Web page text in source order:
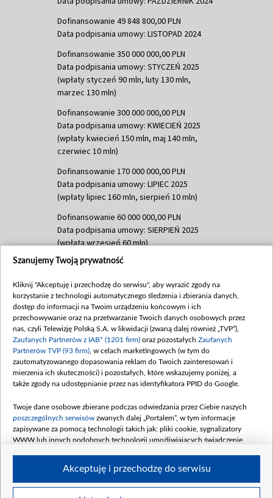
Dofinansowanie 49 848 800,00 PLN
Data podpisania umowy: LISTOPAD 2024
Dofinansowanie 350 000 000,00 PLN
Data podpisania umowy: STYCZEŃ 2025
(wpłaty styczeń 90 mln, luty 130 mln,
marzec 130 mln)
Dofinansowanie 300 000 000,00 PLN
Data podpisania umowy: KWIECIEŃ 2025
(wpłaty kwiecień 150 mln, maj 140 mln,
czerwiec 10 mln)
Dofinansowanie 170 000 000,00 PLN
Data podpisania umowy: LIPIEC 2025
(wpłaty lipiec 160 mln, sierpień 10 mln)
Dofinansowanie 60 000 000,00 PLN
Data podpisania umowy: SIERPIEŃ 2025
(wpłata wrzesień 60 mln)
Dofinansowanie 635 783 051,21 PLN
(wpłata wrzesień 100 mln, październik 350
mln, listopad 265 mln)
Dofinansowanie 48 862 000,00 PLN
Data podpisania umowy: GRUDZIEŃ 2025
(wpłata grudzień 60,548 mln)
Dofinansowanie 900 000 000,00 PLN
Data podpisania umowy: LUTY 2026 (wpłata
kwiecień 180 mln, 7 maja 180 mln, 8
czerwca 90 mln)
Dofinansowanie 250 000 000,00 PLN
4 sierpnia 250 mln
Szanujemy Twoją prywatność
Kliknij "Akceptuję i przechodzę do serwisu", aby wyrazić zgody na
korzystanie z technologii automatycznego śledzenia i zbierania danych,
dostęp do informacji na Twoim urządzeniu końcowym i ich
przechowywanie oraz na przetwarzanie Twoich danych osobowych przez
nas, czyli Telewizję Polską S.A. w likwidacji (zwaną dalej również „TVP”),
Zaufanych Partnerów z IAB* (1201 firm) oraz pozostałych Zaufanych
Partnerów TVP (93 firm) , w celach marketingowych (w tym do
zautomatyzowanego dopasowania reklam do Twoich zainteresowań i
mierzenia ich skuteczności) i pozostałych, które wskazujemy poniżej, a
także zgody na udostępnianie przez nas identyfikatora PPID do Google.
Twoje dane osobowe zbierane podczas odwiedzania przez Ciebie naszych
poszczególnych serwisów zwanych dalej „Portalem”, w tym informacje
zapisywane za pomocą technologii takich jak: pliki cookie, sygnalizatory
WWW lub innych podobnych technologii umożliwiających świadczenie
Twoje dane osobowe zbierane podczas odwiedzania przez Ciebie
Akceptuję i przechodzę do serwisu